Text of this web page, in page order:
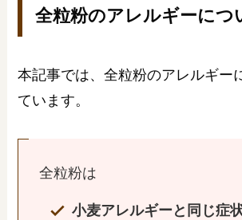
全粒粉のアレルギーにつ
本記事では、全粒粉のアレルギー
ています。
全粒粉は
小麦アレルギーと同じ症